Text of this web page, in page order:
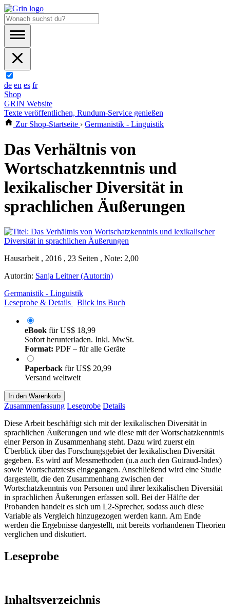
de en es fr
Shop
GRIN Website
Texte veröffentlichen, Rundum-Service genießen
Zur Shop-Startseite › Germanistik - Linguistik
Das Verhältnis von
Wortschatzkenntnis und
lexikalischer Diversität in
sprachlichen Äußerungen
Hausarbeit , 2016 , 23 Seiten , Note: 2,00
Autor:in: Sanja Leitner (Autor:in)
Germanistik - Linguistik
Leseprobe & Details
Blick ins Buch
eBook fürUS$ 18,99
Sofort herunterladen. Inkl. MwSt.
Format: PDF – für alle Geräte
Paperback fürUS$ 20,99
Versand weltweit
In den Warenkorb
Zusammenfassung Leseprobe Details
Diese Arbeit beschäftigt sich mit der lexikalischen Diversität in
sprachlichen Äußerungen und wie diese mit der Wortschatzkenntnis
einer Person in Zusammenhang steht. Dazu wird zuerst ein
Überblick über das Forschungsgebiet der lexikalischen Diversität
gegeben. Es wird auf Messmethoden (u.a auch den Guiraud-Index)
sowie Wortschatztests eingegangen. Anschließend wird eine Studie
dargestellt, die den Zusammenhang zwischen der
Wortschatzkenntnis von Personen und ihrer lexikalischen Diversität
in sprachlichen Äußerungen erfassen soll. Bei der Hälfte der
Probanden handelt es sich um L2-Sprecher, sodass auch diese
Variable als Vergleich hinzugezogen werden kann. Am Ende
werden die Ergebnisse dargestellt, mit bereits vorhandenen Theorien
verglichen und diskutiert.
Leseprobe
Inhaltsverzeichnis